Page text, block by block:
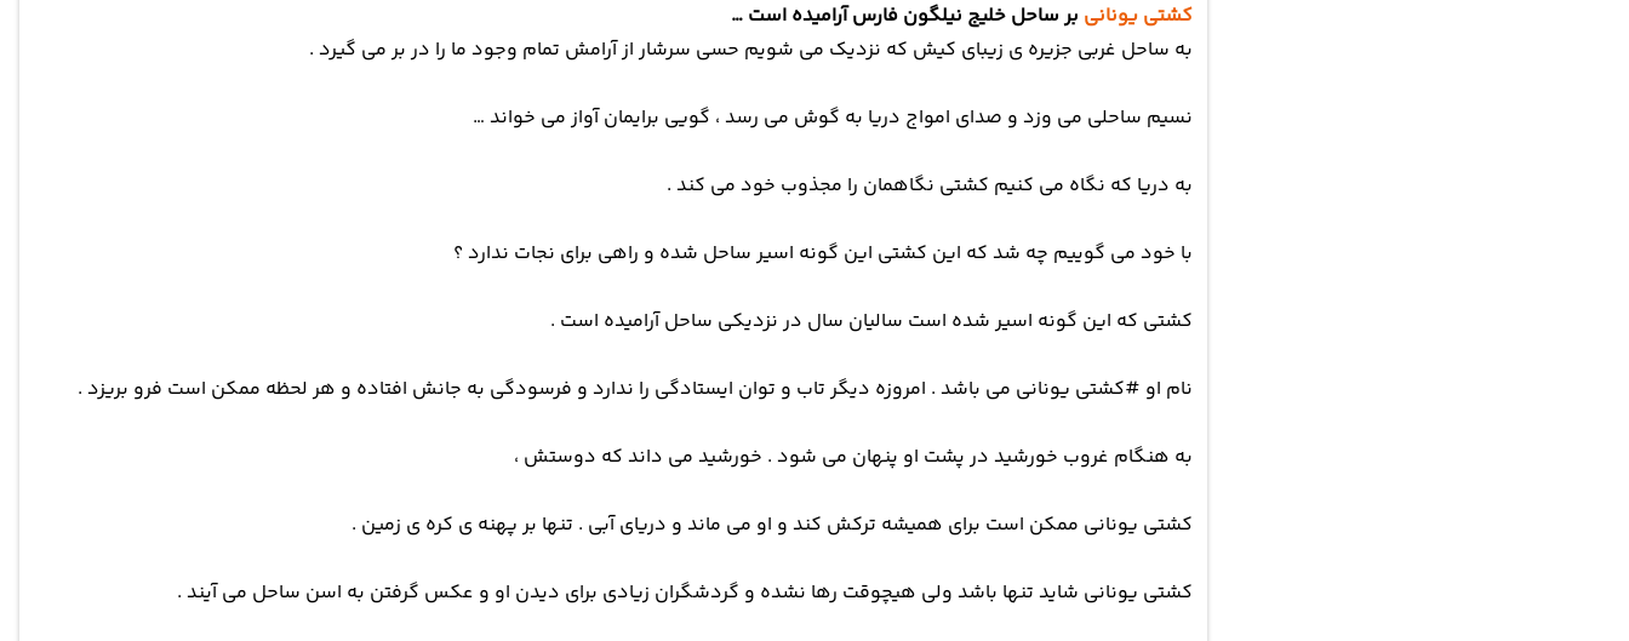
کشتی یونانی بر ساحل خلیج نیلگون فارس آرامیده است …
به ساحل غربی جزیره ی زیبای کیش که نزدیک می شویم حسی سرشار از آرامش تمام وجود ما را در بر می گیرد .
نسیم ساحلی می وزد و صدای امواج دریا به گوش می رسد ، گویی برایمان آواز می خواند …
به دریا که نگاه می کنیم کشتی نگاهمان را مجذوب خود می کند .
با خود می گوییم چه شد که این کشتی این گونه اسیر ساحل شده و راهی برای نجات ندارد ؟
کشتی که این گونه اسیر شده است سالیان سال در نزدیکی ساحل آرامیده است .
نام او #کشتی یونانی می باشد . امروزه دیگر تاب و توان ایستادگی را ندارد و فرسودگی به جانش افتاده و هر لحظه ممکن است فرو بریزد .
به هنگام غروب خورشید در پشت او پنهان می شود . خورشید می داند که دوستش ،
کشتی یونانی ممکن است برای همیشه ترکش کند و او می ماند و دریای آبی . تنها بر پهنه ی کره ی زمین .
کشتی یونانی شاید تنها باشد ولی هیچوقت رها نشده و گردشگران زیادی برای دیدن او و عکس گرفتن به اسن ساحل می آیند .